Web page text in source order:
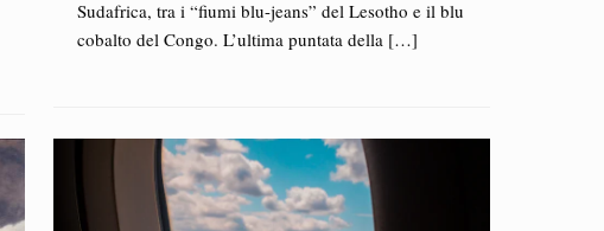
Sudafrica, tra i “fiumi blu-jeans” del Lesotho e il blu
cobalto del Congo. L’ultima puntata della[…]